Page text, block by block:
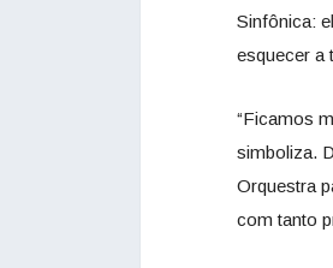
Sinfônica:
esquecer a
“Ficamos
simboliza.
Orquestra
com tanto